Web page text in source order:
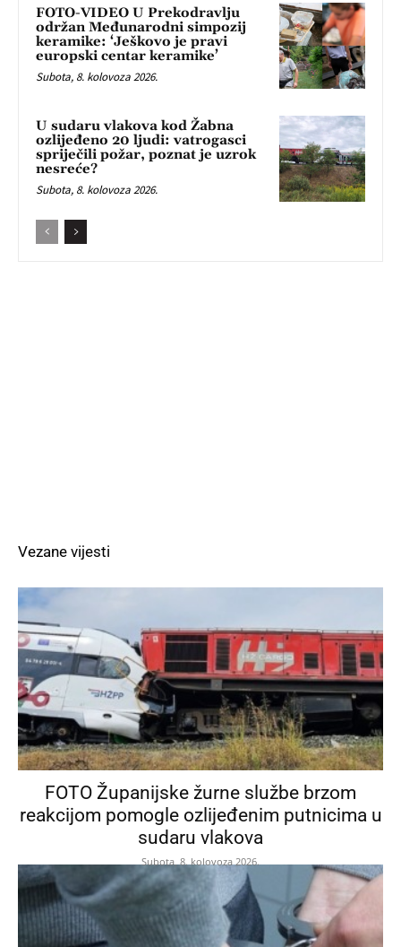
FOTO-VIDEO U Prekodravlju
održan Međunarodni simpozij
keramike: ‘Ješkovo je pravi
europski centar keramike’
Subota, 8. kolovoza 2026.
U sudaru vlakova kod Žabna
ozlijeđeno 20 ljudi: vatrogasci
spriječili požar, poznat je uzrok
nesreće?
Subota, 8. kolovoza 2026.
Vezane vijesti
FOTO Županijske žurne službe brzom
reakcijom pomogle ozlijeđenim putnicima u
sudaru vlakova
Subota, 8. kolovoza 2026.